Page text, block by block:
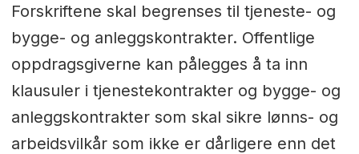
Forskriftene skal begrenses til tjeneste- og
bygge- og anleggskontrakter. Offentlige
oppdragsgiverne kan pålegges å ta inn
klausuler i tjenestekontrakter og bygge- og
anleggskontrakter som skal sikre lønns- og
arbeidsvilkår som ikke er dårligere enn det